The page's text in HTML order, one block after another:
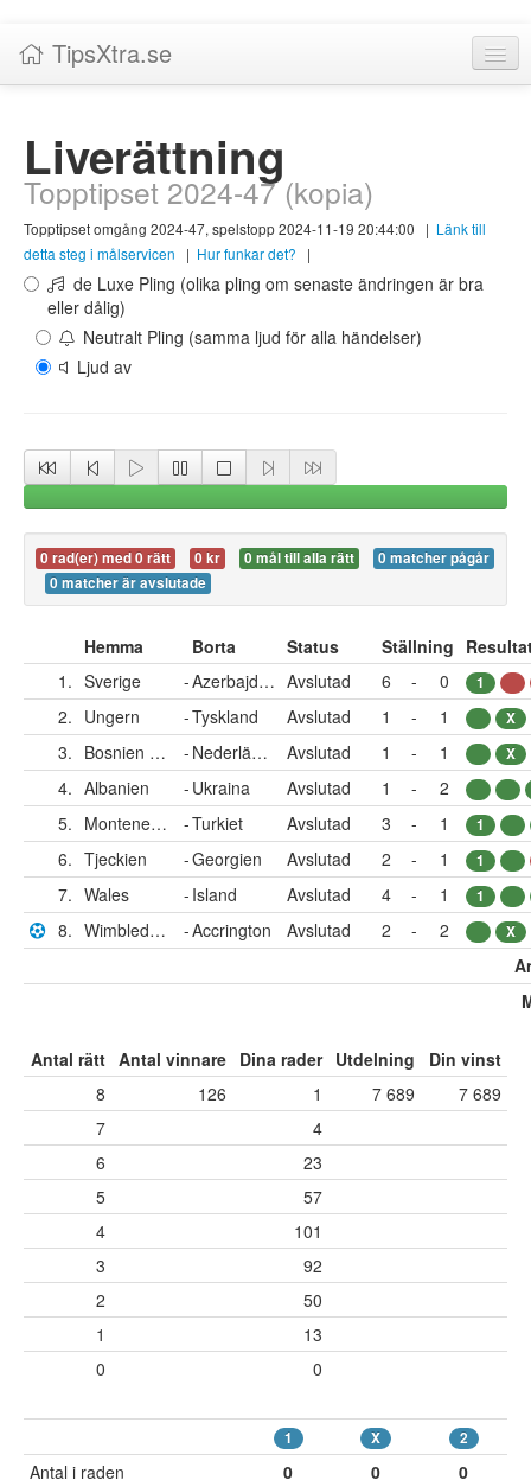
TipsXtra.se
Tabeller
Livescore!
Tipsförslag
Statistik
Liverättning
Om TipsXtra.se
Liverättning
Topptipset 2024-47 (kopia)
Topptipset omgång 2024-47, spelstopp 2024-11-19 20:44:00 | Länk till
detta steg i målservicen
| Hur funkar det? |
de Luxe Pling (olika pling om senaste ändringen är bra
eller dålig)
Neutralt Pling (samma ljud för alla händelser)
Ljud av
0 rad(er) med 0 rätt 0 kr 0 mål till alla rätt
0 matcher pågår
0 matcher är avslutade
Hemma Borta Status Ställning
1. Sverige - Azerbajdzjan Avslutad 6 - 0 1
2. Ungern -Tyskland Avslutad 1 - 1 X
3. Bosnien & Hercegovina - Nederländerna Avslutad 1 - 1 X
4. Albanien -Ukraina Avslutad 1 -
2
5.
Montenegro -Turkiet Avslutad 3 - 1 1
6. Tjeckien -Georgien Avslutad 2 - 1 1
7. Wales -Island Avslutad 4 - 1 1
8. Wimbledon -Accrington Avslutad 2 - 2 X
Antal rätt Antal vinnare Dina rader Utdelning
Din vinst
8
126 1 7 689
7 689
7
4
6
23
5
57
4
101
3
92
2
50
1
13
0
0
1 X 2
Antal i raden 0 0
0